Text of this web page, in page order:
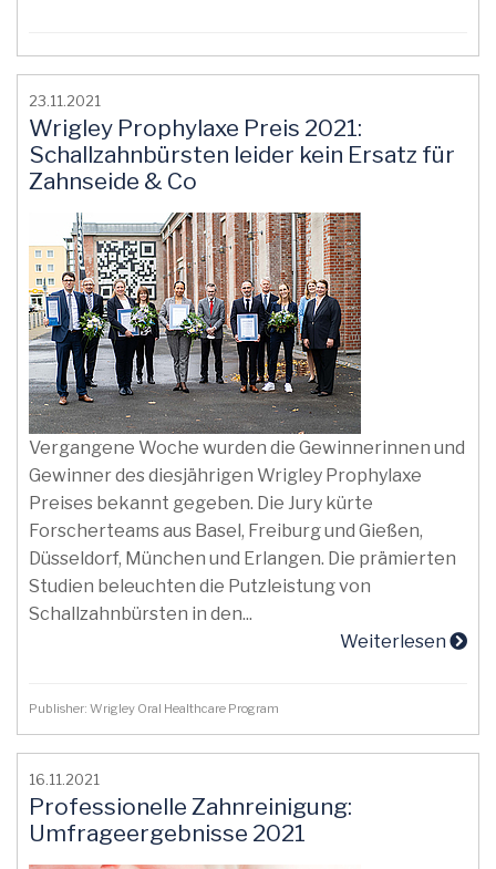
23.11.2021
Wrigley Prophylaxe Preis 2021:
Schallzahnbürsten leider kein Ersatz für
Zahnseide & Co
Vergangene Woche wurden die Gewinnerinnen und
Gewinner des diesjährigen Wrigley Prophylaxe
Preises bekannt gegeben. Die Jury kürte
Forscherteams aus Basel, Freiburg und Gießen,
Düsseldorf, München und Erlangen. Die prämierten
Studien beleuchten die Putzleistung von
Schallzahnbürsten in den...
Weiterlesen
Publisher: Wrigley Oral Healthcare Program
16.11.2021
Professionelle Zahnreinigung:
Umfrageergebnisse 2021